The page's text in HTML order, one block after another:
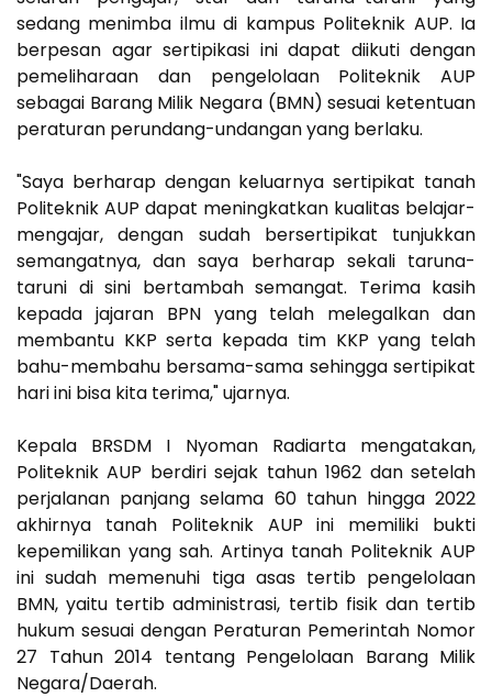
sedang menimba ilmu di kampus Politeknik AUP. Ia
berpesan agar sertipikasi ini dapat diikuti dengan
pemeliharaan dan pengelolaan Politeknik AUP
sebagai Barang Milik Negara (BMN) sesuai ketentuan
peraturan perundang-undangan yang berlaku.
"Saya berharap dengan keluarnya sertipikat tanah
Politeknik AUP dapat meningkatkan kualitas belajar-
mengajar, dengan sudah bersertipikat tunjukkan
semangatnya, dan saya berharap sekali taruna-
taruni di sini bertambah semangat. Terima kasih
kepada jajaran BPN yang telah melegalkan dan
membantu KKP serta kepada tim KKP yang telah
bahu-membahu bersama-sama sehingga sertipikat
hari ini bisa kita terima," ujarnya.
Kepala BRSDM I Nyoman Radiarta mengatakan,
Politeknik AUP berdiri sejak tahun 1962 dan setelah
perjalanan panjang selama 60 tahun hingga 2022
akhirnya tanah Politeknik AUP ini memiliki bukti
kepemilikan yang sah. Artinya tanah Politeknik AUP
ini sudah memenuhi tiga asas tertib pengelolaan
BMN, yaitu tertib administrasi, tertib fisik dan tertib
hukum sesuai dengan Peraturan Pemerintah Nomor
27 Tahun 2014 tentang Pengelolaan Barang Milik
Negara/Daerah.